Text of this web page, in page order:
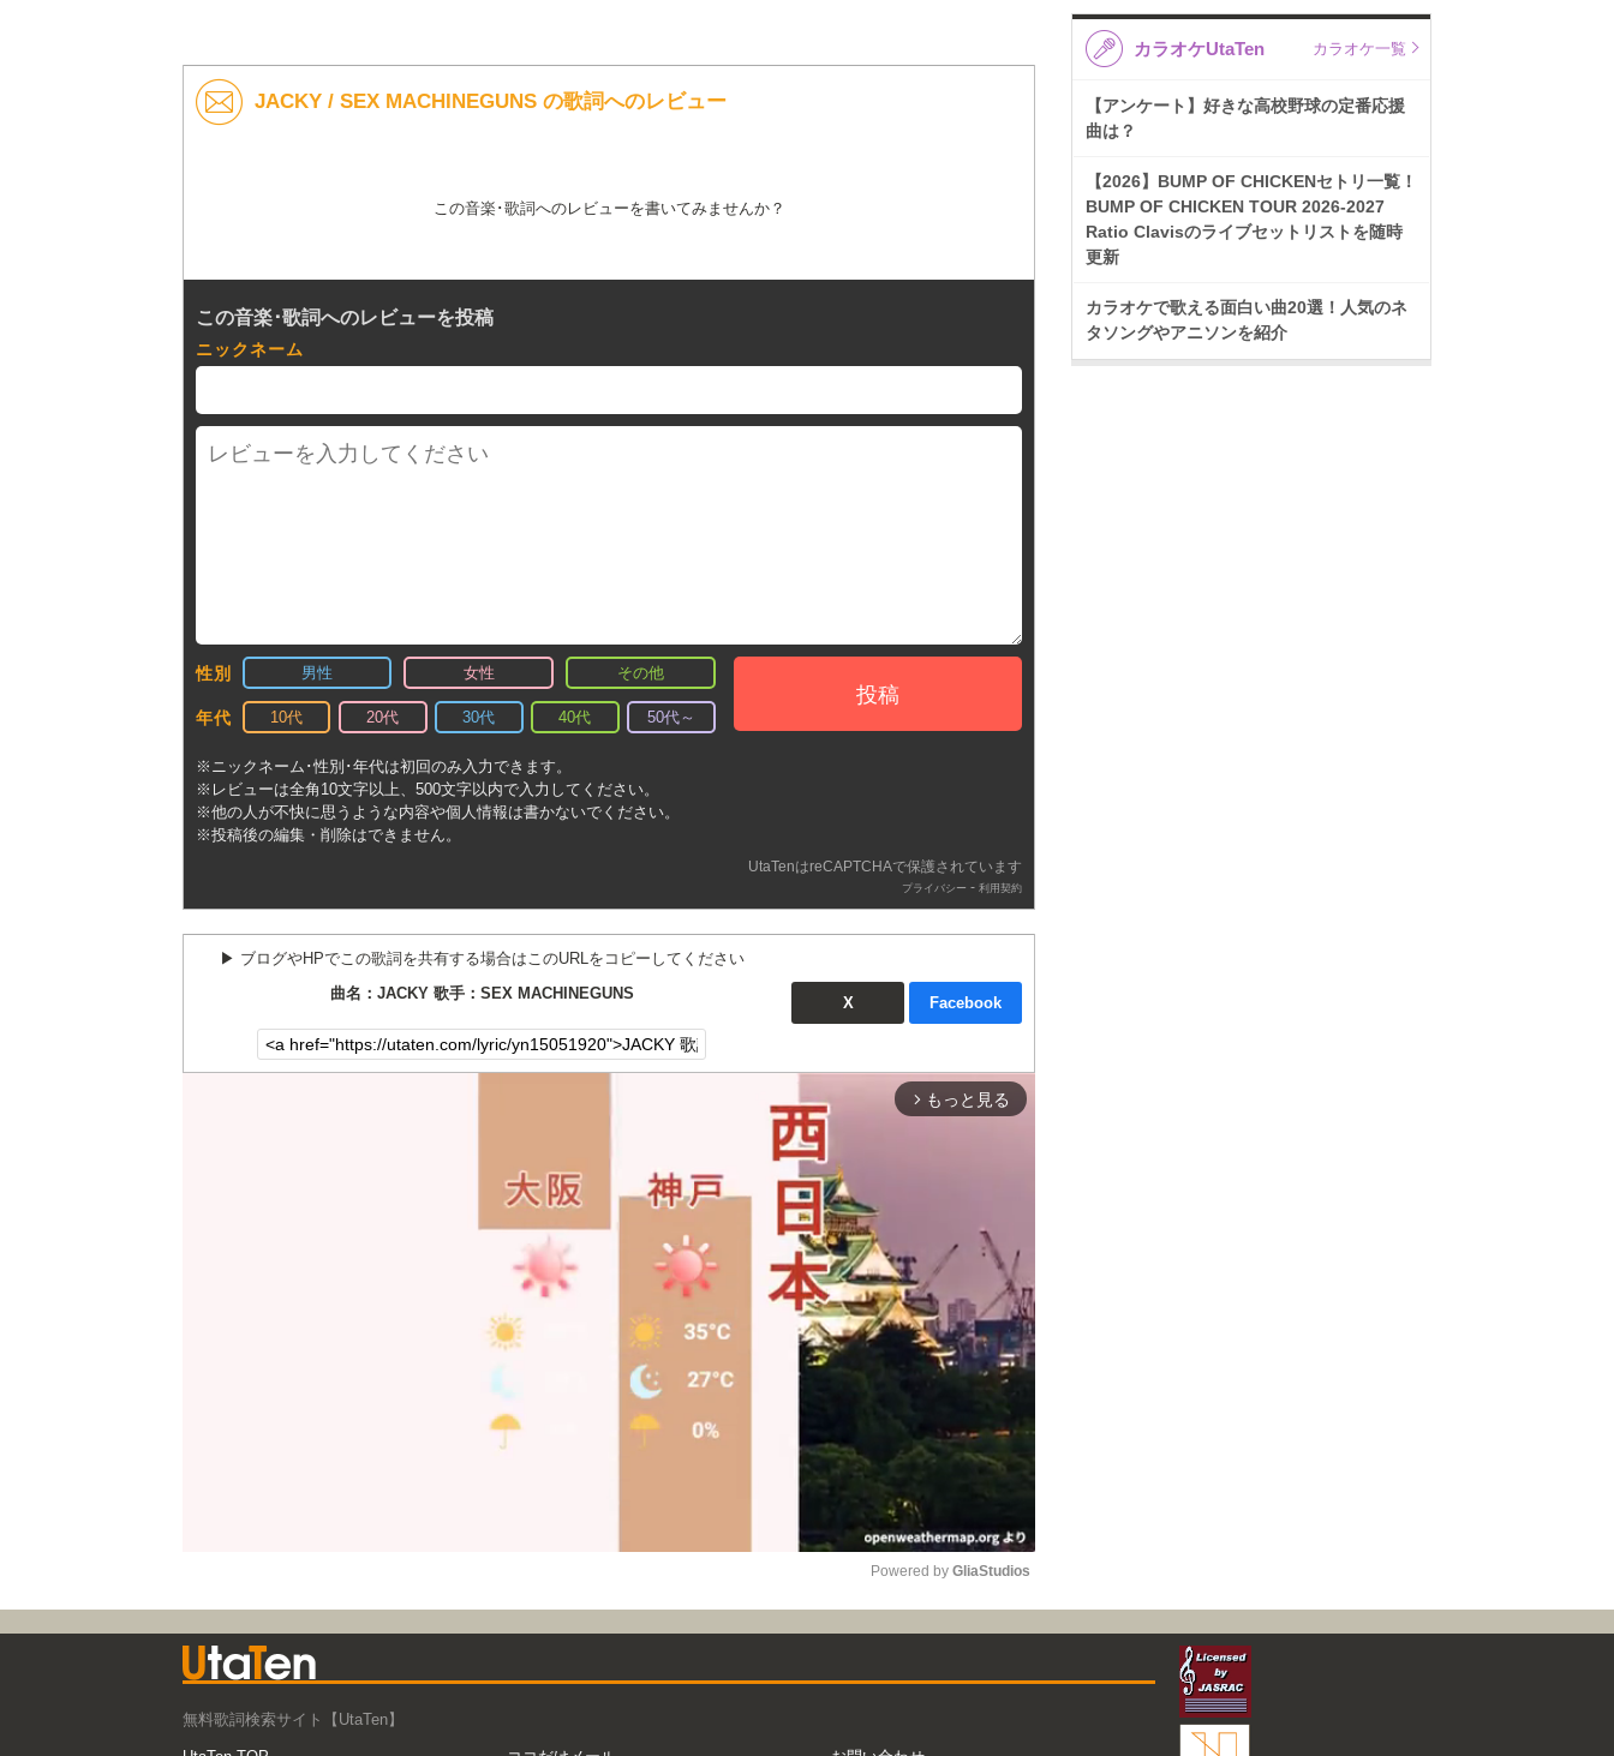
JACKY / SEX MACHINEGUNS の歌詞へのレビュー
この音楽･歌詞へのレビューを書いてみませんか？
この音楽･歌詞へのレビューを投稿
ニックネーム
性別 男性 女性 その他
年代 10代 20代 30代 40代 50代～
投稿
※ニックネーム･性別･年代は初回のみ入力できます。
※レビューは全角10文字以上、500文字以内で入力してください。
※他の人が不快に思うような内容や個人情報は書かないでください。
※投稿後の編集・削除はできません。
UtaTenはreCAPTCHAで保護されています
プライバシー - 利用契約
▶︎ ブログやHPでこの歌詞を共有する場合はこのURLをコピーしてください
曲名：JACKY 歌手：SEX MACHINEGUNS
X Facebook
arrow_forward_ios もっと見る
Mute
Powered by GliaStudios
カラオケUtaTen カラオケ一覧
【アンケート】好きな高校野球の定番応援
曲は？
【2026】BUMP OF CHICKENセトリ一覧！
BUMP OF CHICKEN TOUR 2026-2027
Ratio Clavisのライブセットリストを随時
更新
カラオケで歌える面白い曲20選！人気のネ
タソングやアニソンを紹介
無料歌詞検索サイト【UtaTen】